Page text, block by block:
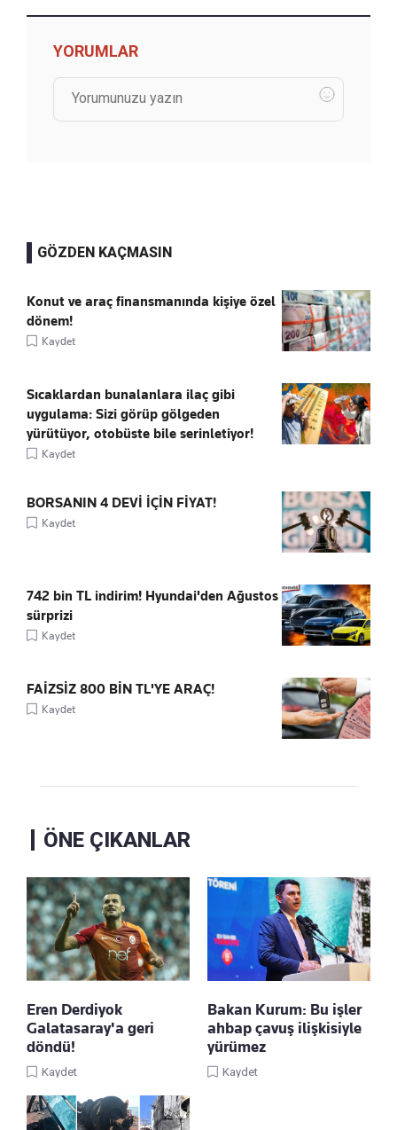
YORUMLAR
GÖZDEN KAÇMASIN
Konut ve araç finansmanında kişiye özel
dönem!
Kaydet
Sıcaklardan bunalanlara ilaç gibi
uygulama: Sizi görüp gölgeden
yürütüyor, otobüste bile serinletiyor!
Kaydet
BORSANIN 4 DEVİ İÇİN FİYAT!
Kaydet
742 bin TL indirim! Hyundai'den Ağustos
sürprizi
Kaydet
FAİZSİZ 800 BİN TL'YE ARAÇ!
Kaydet
ÖNE ÇIKANLAR
Eren Derdiyok
Galatasaray'a geri
döndü!
Kaydet
Bakan Kurum: Bu işler
ahbap çavuş ilişkisiyle
yürümez
Kaydet